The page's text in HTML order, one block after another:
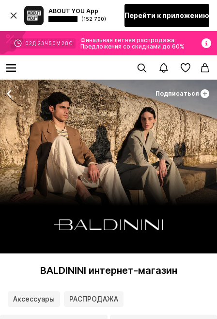
ABOUT YOU App
(152 700) Перейти к приложению
02 Д 23 Ч 50 М 27 С
Финальная летняя распродажа:
Предложения со скидками до 60%
Подписаться
BALDININI интернет-магазин
Аксессуары РАСПРОДАЖА